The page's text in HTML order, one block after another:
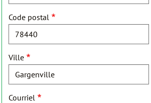
Code postal
Ville
Courriel